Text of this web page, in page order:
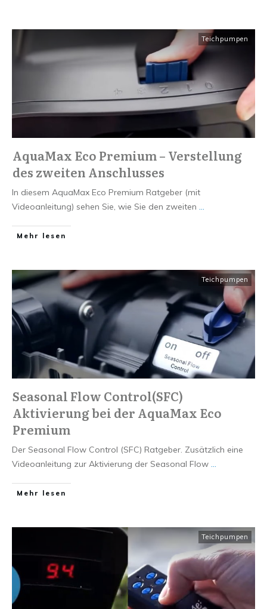
Teichpumpen
AquaMax Eco Premium – Verstellung
des zweiten Anschlusses
In diesem AquaMax Eco Premium Ratgeber (mit
Videoanleitung) sehen Sie, wie Sie den zweiten ...
Mehr lesen
Teichpumpen
Seasonal Flow Control(SFC)
Aktivierung bei der AquaMax Eco
Premium
Der Seasonal Flow Control (SFC) Ratgeber. Zusätzlich eine
Videoanleitung zur Aktivierung der Seasonal Flow ...
Mehr lesen
Teichpumpen